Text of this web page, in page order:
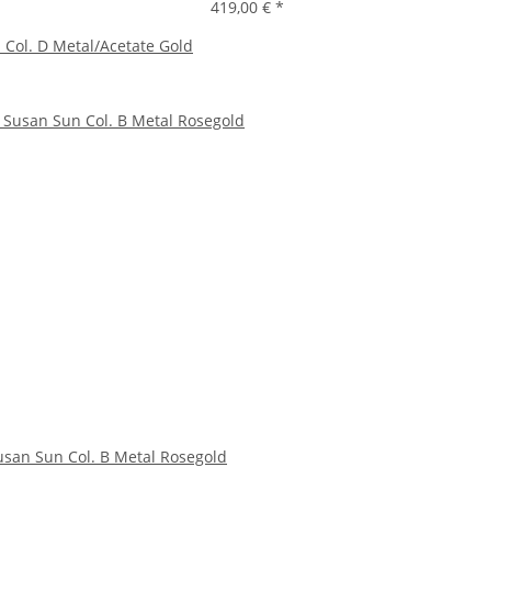
D Metal/Acetate Gold
419,00 € *
Sun Col. B Metal Rosegold